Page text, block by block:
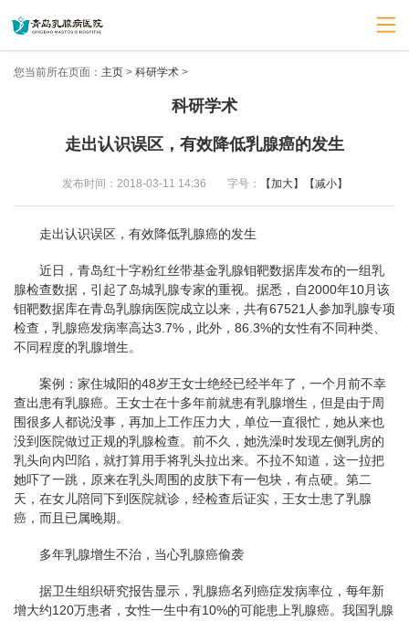
您当前所在页面： 主页 > 科研学术 >
科研学术
走出认识误区，有效降低乳腺癌的发生
发布时间：2018-03-11 14:36 字号： 【加大】 【减小】
走出认识误区，有效降低乳腺癌的发生
近日，青岛红十字粉红丝带基金乳腺钼靶数据库发布的一组乳
腺检查数据，引起了岛城乳腺专家的重视。据悉，自2000年10月该
钼靶数据库在青岛乳腺病医院成立以来，共有67521人参加乳腺专项
检查，乳腺癌发病率高达3.7%，此外，86.3%的女性有不同种类、
不同程度的乳腺增生。
案例：家住城阳的48岁王女士绝经已经半年了，一个月前不幸
查出患有乳腺癌。王女士在十多年前就患有乳腺增生，但是由于周
围很多人都说没事，再加上工作压力大，单位一直很忙，她从来也
没到医院做过正规的乳腺检查。前不久，她洗澡时发现左侧乳房的
乳头向内凹陷，就打算用手将乳头拉出来。不拉不知道，这一拉把
她吓了一跳，原来在乳头周围的皮肤下有一包块，有点硬。第二
天，在女儿陪同下到医院就诊，经检查后证实，王女士患了乳腺
癌，而且已属晚期。
多年乳腺增生不治，当心乳腺癌偷袭
据卫生组织研究报告显示，乳腺癌名列癌症发病率位，每年新
增大约120万患者，女性一生中有10%的可能患上乳腺癌。我国乳腺